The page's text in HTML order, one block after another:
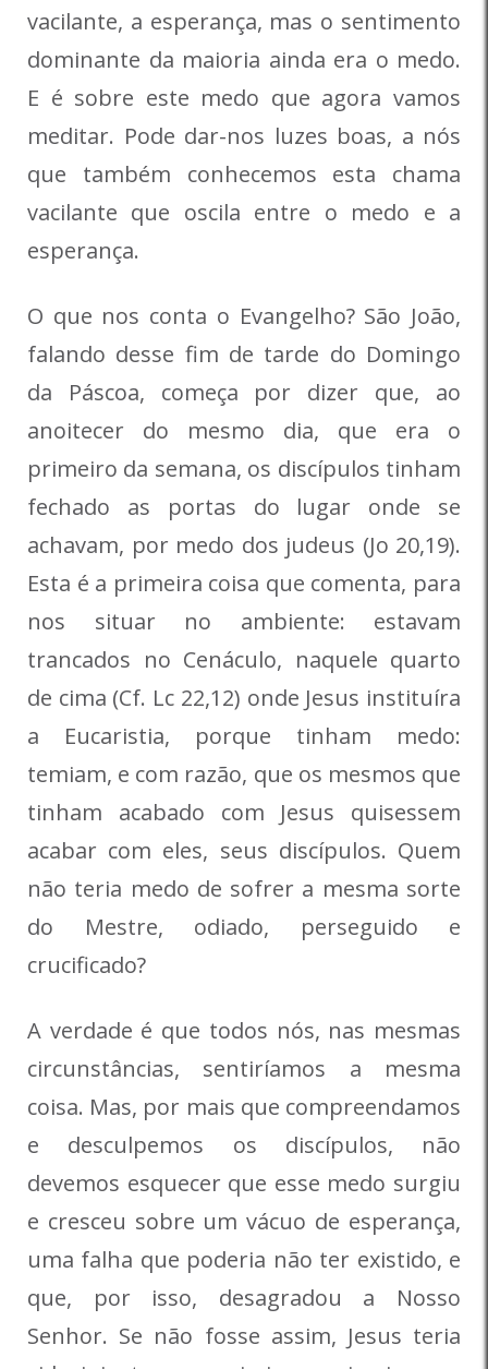
vacilante, a esperança, mas o sentimento
dominante da maioria ainda era o medo.
E é sobre este medo que agora vamos
meditar. Pode dar-nos luzes boas, a nós
que também conhecemos esta chama
vacilante que oscila entre o medo e a
esperança.
O que nos conta o Evangelho? São João,
falando desse fim de tarde do Domingo
da Páscoa, começa por dizer que, ao
anoitecer do mesmo dia, que era o
primeiro da semana, os discípulos tinham
fechado as portas do lugar onde se
achavam, por medo dos judeus (Jo 20,19).
Esta é a primeira coisa que comenta, para
nos situar no ambiente: estavam
trancados no Cenáculo, naquele quarto
de cima (Cf. Lc 22,12) onde Jesus instituíra
a Eucaristia, porque tinham medo:
temiam, e com razão, que os mesmos que
tinham acabado com Jesus quisessem
acabar com eles, seus discípulos. Quem
não teria medo de sofrer a mesma sorte
do Mestre, odiado, perseguido e
crucificado?
A verdade é que todos nós, nas mesmas
circunstâncias, sentiríamos a mesma
coisa. Mas, por mais que compreendamos
e desculpemos os discípulos, não
devemos esquecer que esse medo surgiu
e cresceu sobre um vácuo de esperança,
uma falha que poderia não ter existido, e
que, por isso, desagradou a Nosso
Senhor. Se não fosse assim, Jesus teria